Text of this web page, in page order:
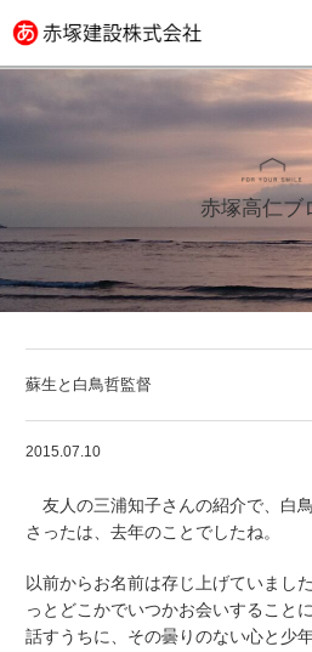
赤塚高仁ブ
蘇生と白鳥哲監督
2015.07.10
友人の三浦知子さんの紹介で、白
さったは、去年のことでしたね。
以前からお名前は存じ上げていまし
っとどこかでいつかお会いすること
話すうちに、その曇りのない心と少